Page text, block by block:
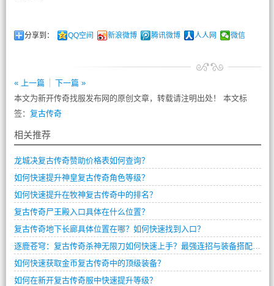
分享到： QQ空间 新浪微博 腾讯微博 人人网 微信
« 上一篇
下一篇 »
本文为新开传奇找服发布网的原创文章，转载请注明出处！ 本文标
签： 复古传奇
相关推荐
龙城决复古传奇赞助价格表如何查询？
如何快速提升神皇复古传奇角色等级？
如何快速提升在牧神复古传奇中的排名？
复古传奇尸王殿入口具体在什么位置？
复古传奇地下长廊具体位置在哪？如何快速找到入口？
逐鹿苍穹：复古传奇杀神无限刀如何快速上手？最强连招与装备搭配全解析
如何快速获取金币复古传奇中的顶级装备？
如何在新开复古传奇服中快速提升等级？